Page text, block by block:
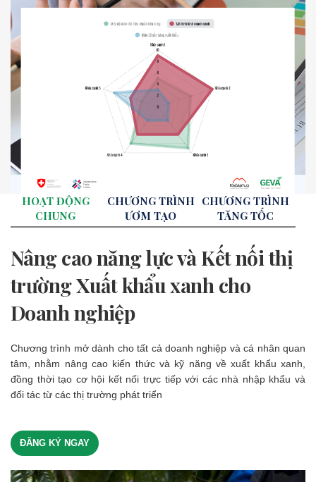
HOẠT ĐỘNG
CHUNG
CHƯƠNG TRÌNH
ƯƠM TẠO
CHƯƠNG TRÌNH
TĂNG TỐC
Nâng cao năng lực và Kết nối thị
trường Xuất khẩu xanh cho
Doanh nghiệp
Chương trình mở dành cho tất cả doanh nghiệp và cá nhân quan
tâm, nhằm nâng cao kiến thức và kỹ năng về xuất khẩu xanh,
đồng thời tạo cơ hội kết nối trực tiếp với các nhà nhập khẩu và
đối tác từ các thị trường phát triển
ĐĂNG KÝ NGAY